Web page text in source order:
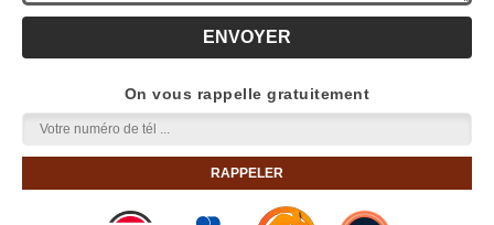
On vous rappelle gratuitement